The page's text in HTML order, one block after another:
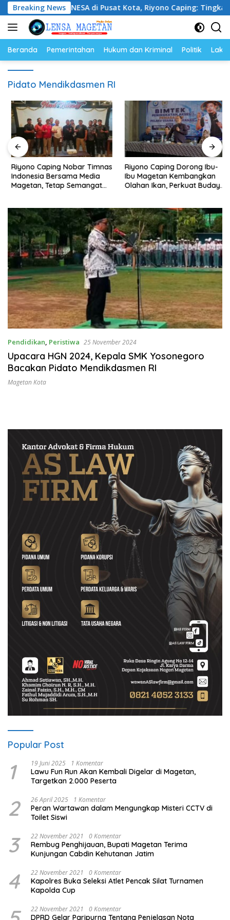
Langsung
ke
konten
Breaking News
UNESA di Pusat Kota, Riyono Caping: Tingkatkan
Beranda Pemerintahan Hukum dan Kriminal Politik
Pidato Mendikdasmen RI
Riyono Caping Nobar Timnas
Indonesia Bersama Media
Magetan, Tetap Semangat
Riyono Caping Dorong Ibu-
Ibu Magetan Kembangkan
Olahan Ikan, Perkuat Budaya
Pendidikan, Peristiwa 25 November 2024
Upacara HGN 2024, Kepala SMK Yosonegoro
Bacakan Pidato Mendikdasmen RI
Magetan Kota
Popular Post
1 19 Juni 2025 1 Komentar
Lawu Fun Run Akan Kembali Digelar di Magetan,
Targetkan 2.000 Peserta
2 26 April 2025 1 Komentar
Peran Wartawan dalam Mengungkap Misteri CCTV di
Toilet Siswi
3 22 November 2021 0 Komentar
Rembug Penghijauan, Bupati Magetan Terima
Kunjungan Cabdin Kehutanan Jatim
4 22 November 2021 0 Komentar
Kapolres Buka Seleksi Atlet Pencak Silat Turnamen
Kapolda Cup
22 November 2021 0 Komentar
DPRD Gelar Paripurna Tentang Penjelasan Nota